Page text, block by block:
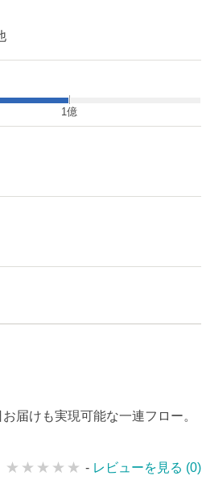
1億
届けも実現可能な一連フロー。
- レビューを見る (0)